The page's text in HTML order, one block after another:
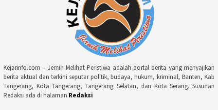
Kejarinfo.com – Jernih Melihat Peristiwa adalah portal berita yang menyajikan
berita aktual dan terkini seputar politik, budaya, hukum, kriminal, Banten, Kab
Tangerang, Kota Tangerang, Tangerang Selatan, dan Kota Serang. Susunan
Redaksi ada di halaman Redaksi